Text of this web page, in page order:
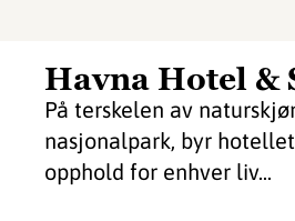
Havna Hotel &
På terskelen av
nasjonalpark, byr
opphold for enhver liv...